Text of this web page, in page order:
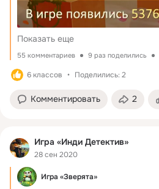
Показать еще
55 комментариев 9 раз поделились
6 классов Поделились: 2
Комментировать 2
Игра «Инди Детектив»
28 сен 2020
Игра «Зверята»